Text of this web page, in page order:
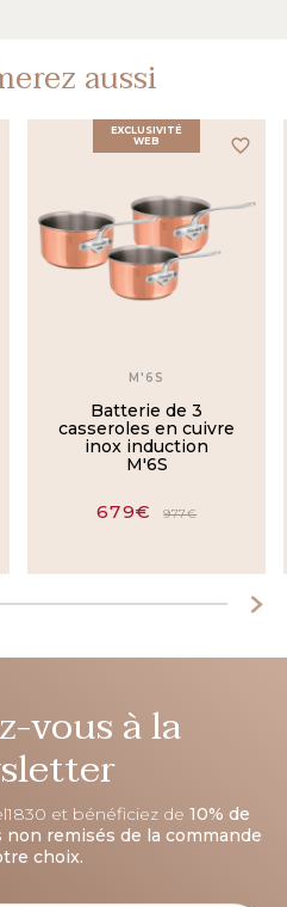
aussi
favorite_border
EXCLUSIVITÉ
WEB
M'6S
Batterie de 3
casseroles en cuivre
inox induction
M'6S
679€ 977€
vous à la
et bénéficiez de 10% de
remisés de la commande
choix.